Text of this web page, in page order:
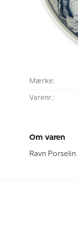
Mærke:
Varenr.:
Om varen
Ravn Porselin